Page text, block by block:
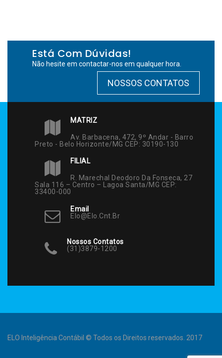
Está Com Dúvidas!
Não hesite em contactar-nos em qualquer hora.
NOSSOS CONTATOS
MATRIZ
Av. Barbacena, 472, 9º Andar - Barro
Preto - Belo Horizonte/MG CEP: 30190-130
FILIAL
R. Marechal Deodoro Da Fonseca, 27
Sala 116 – Centro – Lagoa Santa/MG CEP:
33400-000
Email
Elo@elo.cnt.br
Nossos Contatos
(31)3879-1200
ELO Inteligência Contábil © Todos os Direitos reservados. 2017